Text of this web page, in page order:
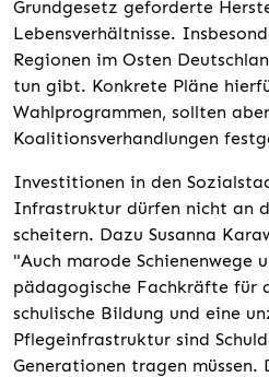
Grundgesetz geforderte
Lebensverhältnisse.
Regionen im Osten
tun gibt. Konkrete Pläne
Wahlprogrammen, sollten
Koalitionsverhandlungen
Investitionen in den
Infrastruktur dürfen nicht an
scheitern. Dazu Susanna
"Auch marode Schienenwege
pädagogische Fachkräfte für
schulische Bildung und eine
Pflegeinfrastruktur sind
Generationen tragen müssen.